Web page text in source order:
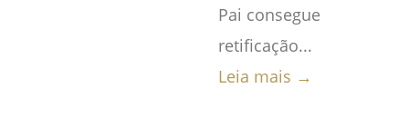
Pai consegue
retificação...
Leia mais →